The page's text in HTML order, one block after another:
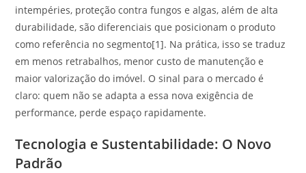
intempéries, proteção contra fungos e algas, além de alta
durabilidade, são diferenciais que posicionam o produto
como referência no segmento[1]. Na prática, isso se traduz
em menos retrabalhos, menor custo de manutenção e
maior valorização do imóvel. O sinal para o mercado é
claro: quem não se adapta a essa nova exigência de
performance, perde espaço rapidamente.
Tecnologia e Sustentabilidade: O Novo
Padrão